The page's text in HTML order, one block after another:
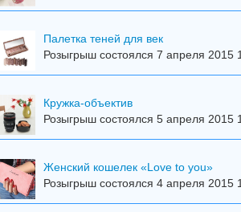
Палетка теней для век
Розыгрыш состоялся 7 апреля 2015
Кружка-объектив
Розыгрыш состоялся 5 апреля 2015
Женский кошелек «Love to you»
Розыгрыш состоялся 4 апреля 2015